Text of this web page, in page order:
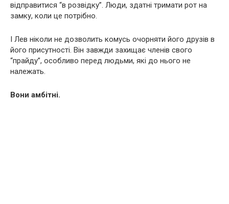
відправитися “в розвідку”. Люди, здатні тримати рот на
замку, коли це потрібно.
І Лев ніколи не дозволить комусь очорняти його друзів в
його присутності. Він завжди захищає члeнiв свого
“прайду”, особливо перед людьми, які до нього не
належать.
Вони амбітні.